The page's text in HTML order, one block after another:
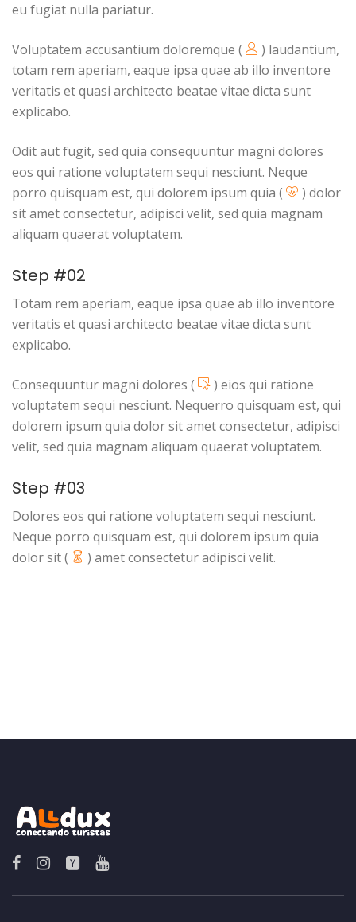
eu fugiat nulla pariatur.
Voluptatem accusantium doloremque (
) laudantium,
totam rem aperiam, eaque ipsa quae ab illo inventore
veritatis et quasi architecto beatae vitae dicta sunt
explicabo.
Odit aut fugit, sed quia consequuntur magni dolores
eos qui ratione voluptatem sequi nesciunt. Neque
porro quisquam est, qui dolorem ipsum quia (
) dolor
sit amet consectetur, adipisci velit, sed quia magnam
aliquam quaerat voluptatem.
Step #02
Totam rem aperiam, eaque ipsa quae ab illo inventore
veritatis et quasi architecto beatae vitae dicta sunt
explicabo.
Consequuntur magni dolores (
) eios qui ratione
voluptatem sequi nesciunt. Nequerro quisquam est, qui
dolorem ipsum quia dolor sit amet consectetur, adipisci
velit, sed quia magnam aliquam quaerat voluptatem.
Step #03
Dolores eos qui ratione voluptatem sequi nesciunt.
Neque porro quisquam est, qui dolorem ipsum quia
dolor sit (
) amet consectetur adipisci velit.